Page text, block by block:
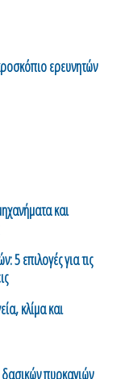
ερευνητών
και
5 επιλογές για τις
κλίμα και
πυρκαγιών